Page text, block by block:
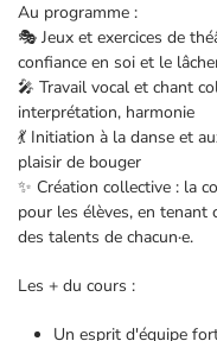
Au programme :
🎭 Jeux et exercices de
confiance en soi et le
🎤 Travail vocal et chant
interprétation, harmonie
💃 Initiation à la danse et
plaisir de bouger
✨ Création collective : la
pour les élèves, en tenant
des talents de chacun·e.
Les + du cours :
Un esprit d'équipe